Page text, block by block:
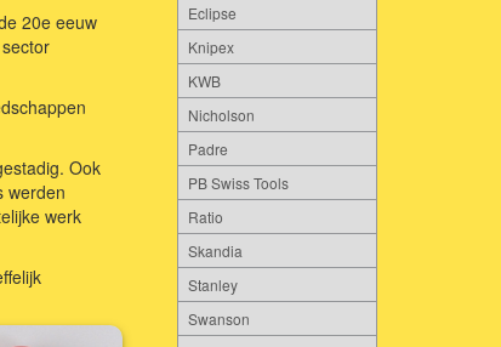
20e eeuw
Ook
werden
werk
Eclipse
Knipex
KWB
Nicholson
Padre
PB Swiss Tools
Ratio
Skandia
Stanley
Swanson